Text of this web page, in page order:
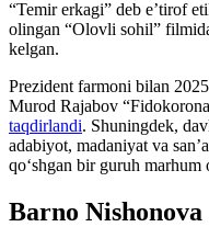
“Temir erkagi” deb e’tirof
olingan “Olovli sohil”
kelgan.
Prezident farmoni bilan
Murod Rajabov
taqdirlandi. Shuningdek,
adabiyot, madaniyat va
qo‘shgan bir guruh
Barno Nishonova